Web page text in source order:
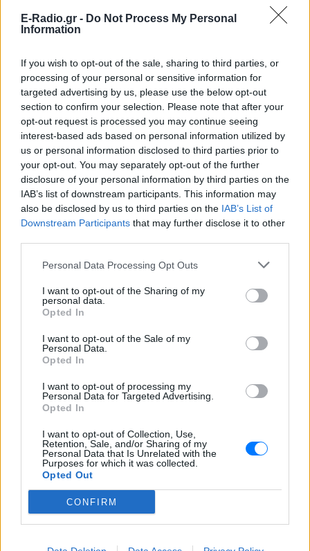
E-Radio.gr - Do Not Process My Personal
Information
If you wish to opt-out of the sale, sharing to third parties, or
processing of your personal or sensitive information for
targeted advertising by us, please use the below opt-out
section to confirm your selection. Please note that after your
opt-out request is processed you may continue seeing
interest-based ads based on personal information utilized by
us or personal information disclosed to third parties prior to
your opt-out. You may separately opt-out of the further
disclosure of your personal information by third parties on the
IAB’s list of downstream participants. This information may
also be disclosed by us to third parties on the IAB’s List of
Downstream Participants that may further disclose it to other
Personal Data Processing Opt Outs
I want to opt-out of the Sharing of my
personal data.
Opted In
I want to opt-out of the Sale of my
Personal Data.
Opted In
I want to opt-out of processing my
Personal Data for Targeted Advertising.
Opted In
I want to opt-out of Collection, Use,
Retention, Sale, and/or Sharing of my
Personal Data that Is Unrelated with the
Purposes for which it was collected.
Opted Out
CONFIRM
Εδώ έχουν προτεραιότητα οι έφιπποι
ΠΕΡΙΟΔΕΙΑ
ΠΡΙΝ 244 ΕΒΔΟΜΆΔΕΣ
SKYLAND LIVE MUSIC VENUE
1821‑2021 Διακόσια Χρόνια
ΠΡΙΝ 244 ΕΒΔΟΜΆΔΕΣ
LUNAR SPACE PATRA
17/12
Σπήλιος Φλώρος ‑ Ξέρω τις
κινήσεις
ΠΡΙΝ 244 ΕΒΔΟΜΆΔΕΣ